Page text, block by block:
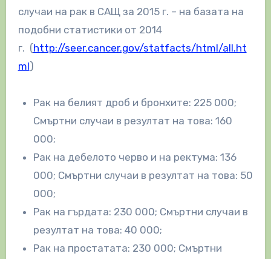
случаи на рак в САЩ за 2015 г. – на базата на
подобни статистики от 2014
г. (http://seer.cancer.gov/statfacts/html/all.ht
ml)
Рак на белият дроб и бронхите: 225 000;
Смъртни случаи в резултат на това: 160
000;
Рак на дебелото черво и на ректума: 136
000; Смъртни случаи в резултат на това: 50
000;
Рак на гърдата: 230 000; Смъртни случаи в
резултат на това: 40 000;
Рак на простатата: 230 000; Смъртни